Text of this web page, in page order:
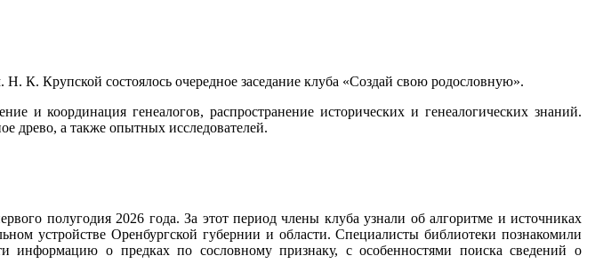
К. Крупской состоялось очередное заседание клуба «Создай свою родословную».
и координация генеалогов, распространение исторических и генеалогических знаний.
древо, а также опытных исследователей.
полугодия 2026 года. За этот период члены клуба узнали об алгоритме и источниках
устройстве Оренбургской губернии и области. Специалисты библиотеки познакомили
информацию о предках по сословному признаку, с особенностями поиска сведений о